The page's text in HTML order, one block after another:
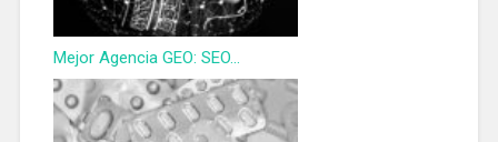
Mejor Agencia GEO: SEO...